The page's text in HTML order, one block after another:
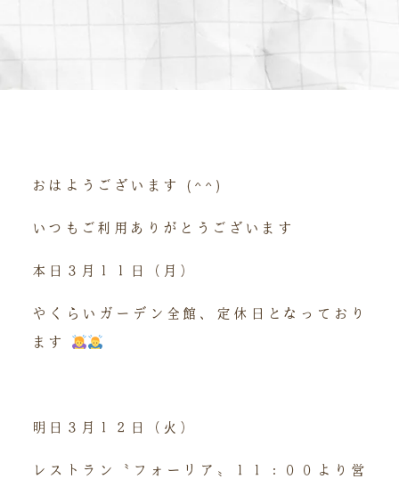
おはようございます (^^)
いつもご利用ありがとうございます
本日３月１１日（月）
やくらいガーデン全館、定休日となっており
ます
明日３月１２日（火）
レストラン〝フォーリア〟１１：００より営